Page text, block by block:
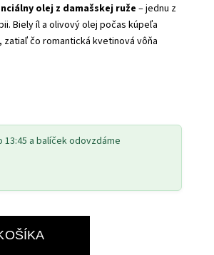
olej z damašskej ruže – jednu z
Biely íl a olivový olej počas kúpeľa
, zatiaľ čo romantická kvetinová vôňa
a balíček odovzdáme